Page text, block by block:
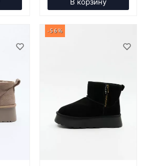
-56%